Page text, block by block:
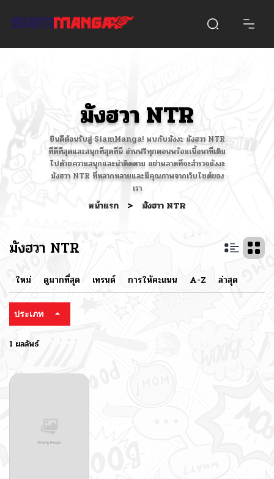
มังฮวา NTR
ยินดีต้อนรับสู่ SiamManga! พบกับมังงะ มังฮวา NTR
ที่ดีที่สุดและสนุกที่สุดที่นี่ อ่านฟรีทุกตอนพร้อมเนื้อหาที่เต็ม
ไปด้วยความสนุกและน่าติดตาม อย่าพลาดที่จะสำรวจมังงะ
มังฮวา NTR ที่หลากหลายและมีคุณภาพจากเว็บไซต์ของ
เรา
หน้าแรก > มังฮวา NTR
มังฮวา NTR
ใหม่ ดูมากที่สุด เทรนด์ การให้คะแนน A-Z ล่าสุด
ประเภท
1 ผลลัพธ์